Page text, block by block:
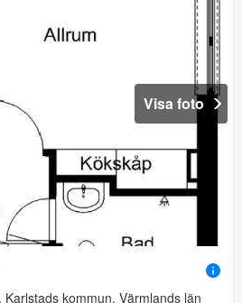
Visa foto
Karlstads kommun, Värmlands län